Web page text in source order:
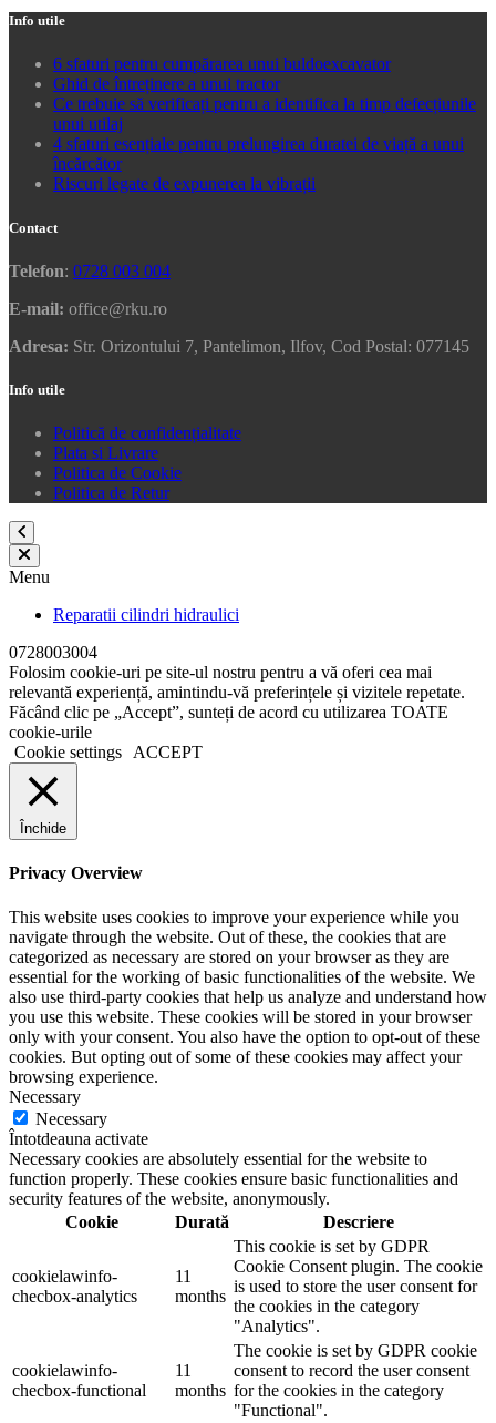
Info utile
6 sfaturi pentru cumpărarea unui buldoexcavator
Ghid de întreținere a unui tractor
Ce trebuie să verificați pentru a identifica la timp defecțiunile
unui utilaj
4 sfaturi esențiale pentru prelungirea duratei de viață a unui
încărcător
Riscuri legate de expunerea la vibrații
Contact
Telefon: 0728 003 004
E-mail: office@rku.ro
Adresa: Str. Orizontului 7, Pantelimon, Ilfov, Cod Postal: 077145
Info utile
Politică de confidențialitate
Plata si Livrare
Politica de Cookie
Politica de Retur
Menu
Reparatii cilindri hidraulici
0728003004
Folosim cookie-uri pe site-ul nostru pentru a vă oferi cea mai
relevantă experiență, amintindu-vă preferințele și vizitele repetate.
Făcând clic pe „Accept”, sunteți de acord cu utilizarea TOATE
cookie-urile
Cookie settings
ACCEPT
Închide
Privacy Overview
This website uses cookies to improve your experience while you
navigate through the website. Out of these, the cookies that are
categorized as necessary are stored on your browser as they are
essential for the working of basic functionalities of the website. We
also use third-party cookies that help us analyze and understand how
you use this website. These cookies will be stored in your browser
only with your consent. You also have the option to opt-out of these
cookies. But opting out of some of these cookies may affect your
browsing experience.
Necessary
Necessary
Întotdeauna activate
Necessary cookies are absolutely essential for the website to
function properly. These cookies ensure basic functionalities and
security features of the website, anonymously.
Cookie
Durată Descriere
cookielawinfo-
checbox-analytics
11
months
This cookie is set by GDPR
Cookie Consent plugin. The cookie
is used to store the user consent for
the cookies in the category
"Analytics".
cookielawinfo-
checbox-functional
11
months
The cookie is set by GDPR cookie
consent to record the user consent
for the cookies in the category
"Functional".